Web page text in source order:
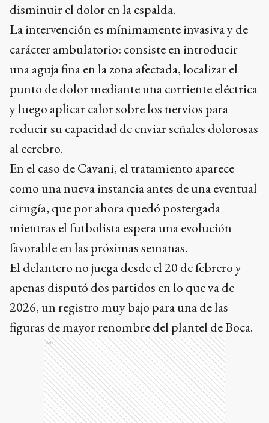
disminuir el dolor en la espalda.
La intervención es mínimamente invasiva y de
carácter ambulatorio: consiste en introducir
una aguja fina en la zona afectada, localizar el
punto de dolor mediante una corriente eléctrica
y luego aplicar calor sobre los nervios para
reducir su capacidad de enviar señales dolorosas
al cerebro.
En el caso de Cavani, el tratamiento aparece
como una nueva instancia antes de una eventual
cirugía, que por ahora quedó postergada
mientras el futbolista espera una evolución
favorable en las próximas semanas.
El delantero no juega desde el 20 de febrero y
apenas disputó dos partidos en lo que va de
2026, un registro muy bajo para una de las
figuras de mayor renombre del plantel de Boca.
Ads